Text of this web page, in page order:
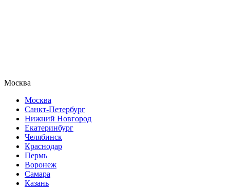
Москва
Москва
Санкт-Петербург
Нижний Новгород
Екатеринбург
Челябинск
Краснодар
Пермь
Воронеж
Самара
Казань